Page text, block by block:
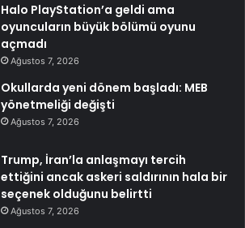
Halo PlayStation’a geldi ama
oyuncuların büyük bölümü oyunu
açmadı
Ağustos 7, 2026
Okullarda yeni dönem başladı: MEB
yönetmeliği değişti
Ağustos 7, 2026
Trump, İran’la anlaşmayı tercih
ettiğini ancak askeri saldırının hala bir
seçenek olduğunu belirtti
Ağustos 7, 2026